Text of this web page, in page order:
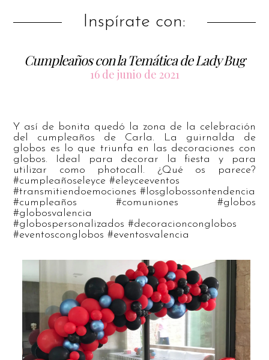
Inspírate con:
Cumpleaños con la Temática de Lady Bug
16 de junio de 2021
Y así de bonita quedó la zona de la celebración
del cumpleaños de Carla. La guirnalda de
globos es lo que triunfa en las decoraciones con
globos. Ideal para decorar la fiesta y para
utilizar como photocall. ¿Qué os parece?
#cumpleañoseleyce #eleyceeventos
#transmitiendoemociones #losglobossontendencia
#cumpleaños #comuniones #globos
#globosvalencia
#globospersonalizados #decoracionconglobos
#eventosconglobos #eventosvalencia